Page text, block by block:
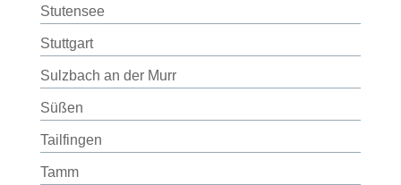
Stutensee
Stuttgart
Sulzbach an der Murr
Süßen
Tailfingen
Tamm